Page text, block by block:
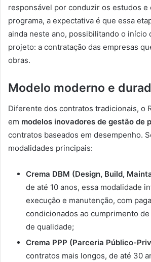
responsável por conduzir os estudos e
programa, a expectativa é que essa
ainda neste ano, possibilitando o início
projeto: a contratação das empresas
obras.
Modelo moderno e
Diferente dos contratos tradicionais, o
em modelos inovadores de gestão de
contratos baseados em desempenho.
modalidades principais:
Crema DBM (Design, Build,
de até 10 anos, essa modalidade
execução e manutenção, com
condicionados ao cumprimento
de qualidade;
Crema PPP (Parceria Público-
contratos mais longos, de até 30